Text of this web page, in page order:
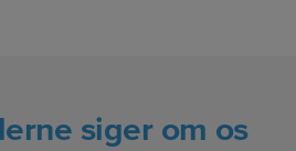
siger om os